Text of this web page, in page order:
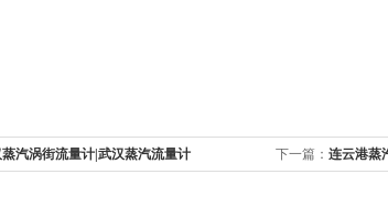
汽涡街流量计|武汉蒸汽流量计 下一篇： 连云港蒸